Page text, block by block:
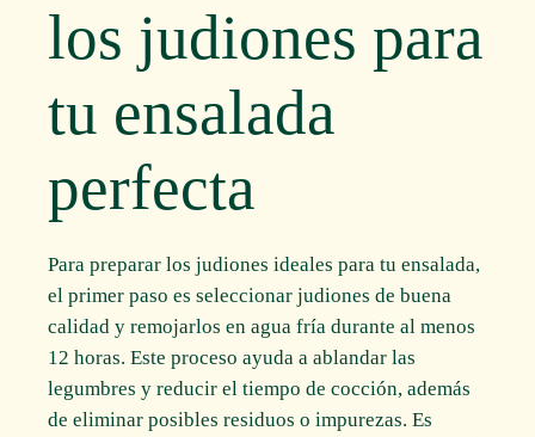
los judiones para
tu ensalada
perfecta
Para preparar los judiones ideales para tu ensalada,
el primer paso es seleccionar judiones de buena
calidad y remojarlos en agua fría durante al menos
12 horas. Este proceso ayuda a ablandar las
legumbres y reducir el tiempo de cocción, además
de eliminar posibles residuos o impurezas. Es